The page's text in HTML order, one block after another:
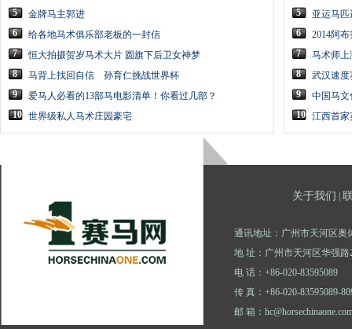
5
金牌马主郭进
6
给各地马术俱乐部老板的一封信
7
恒大拍摄贺岁马术大片 圆旗下后卫女神梦
8
马背上找回自信 孙育仁挑战世界杯
9
爱马人必看的13部马电影清单！你看过几部？
10 世界级私人马术庄园豪宅
5
亚运马
6
2014阿
7
马术师上
8
武汉速度
9
中国马文
10 江西首家
关于我们
通讯地址：广州市天河区奥
地 址：广州市天河区华强路
电 话：+86-020-83595089
传 真：+86-020-83595089-
邮 箱：